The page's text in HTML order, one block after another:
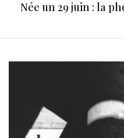
Née un 29 juin : la